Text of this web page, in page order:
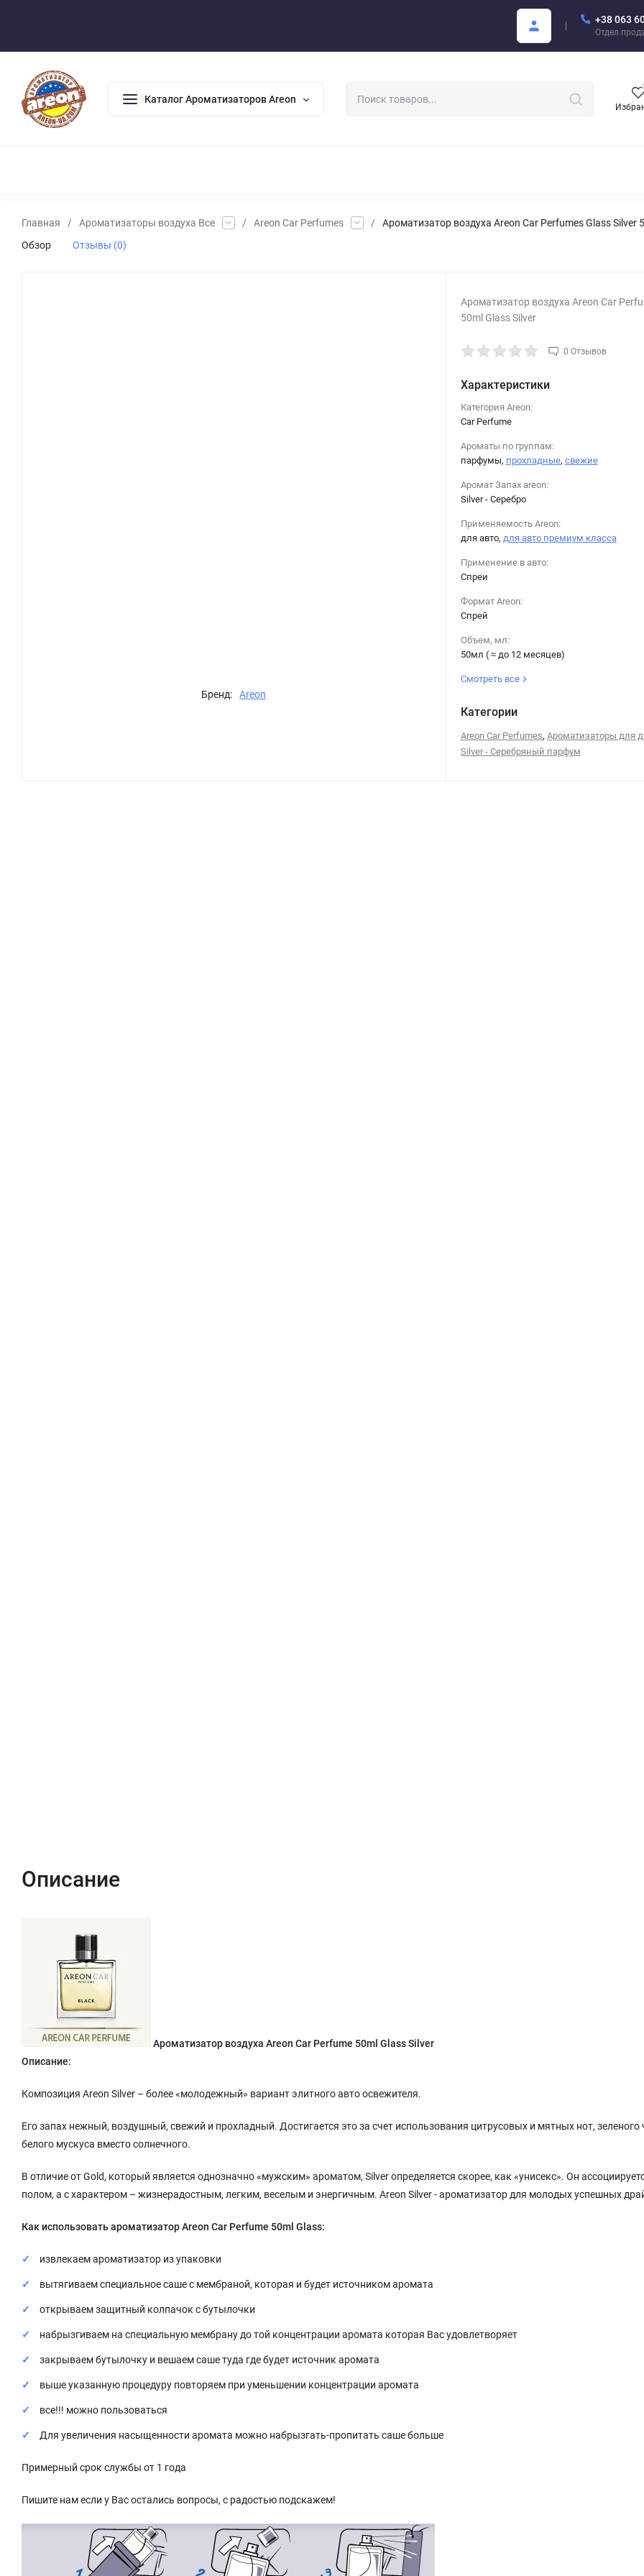
+38 063
Отдел
Каталог Ароматизаторов Areon
Главная / Ароматизаторы воздуха Все / Areon Car Perfumes /
Ароматизатор воздуха Areon Car Perfumes Glass Silver
Обзор
Отзывы (0)
Бренд: Areon
Ароматизатор воздуха Areon Car
50ml Glass Silver
0 Отзывов
Характеристики
Категория Areon:
Car Perfume
Ароматы по группам:
парфумы, прохладные, свежие
Аромат Запах areon:
Silver - Серебро
Применяемость Areon:
для авто, для авто премиум класса
Применение в авто:
Спреи
Формат Areon:
Спрей
Объем, мл:
50мл ( ≈ до 12 месяцев)
Смотреть все
Категории
Areon Car Perfumes, Ароматизаторы для
Silver - Серебряный парфум
Описание
Ароматизатор воздуха Areon Car Perfume 50ml Glass Silver
Описание:
Композиция Areon Silver – более «молодежный» вариант элитного авто освежителя.
Его запах нежный, воздушный, свежий и прохладный. Достигается это за счет использования цитрусовых и мятных нот, зеленого
белого мускуса вместо солнечного.
В отличие от Gold, который является однозначно «мужским» ароматом, Silver определяется скорее, как «унисекс». Он
полом, а с характером – жизнерадостным, легким, веселым и энергичным. Areon Silver - ароматизатор для молодых успешных
Как использоватьароматизатор Areon Car Perfume 50ml Glass:
извлекаем ароматизатор из упаковки
вытягиваем специальное саше с мембраной, которая и будет источником аромата
открываем защитный колпачок с бутылочки
набрызгиваем на специальную мембрану до той концентрации аромата которая Вас удовлетворяет
закрываем бутылочку и вешаем саше туда где будет источник аромата
выше указанную процедуру повторяем при уменьшении концентрации аромата
все!!! можно пользоваться
Для увеличения насыщенности аромата можно набрызгать-пропитать саше больше
Примерный срок службы от 1 года
Пишите нам если у Вас остались вопросы, с радостью подскажем!